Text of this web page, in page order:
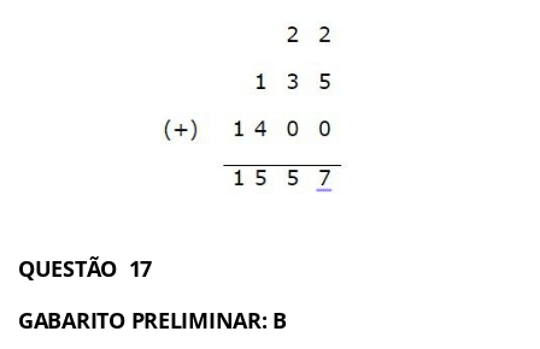
QUESTÃO 17
GABARITO PRELIMINAR: B